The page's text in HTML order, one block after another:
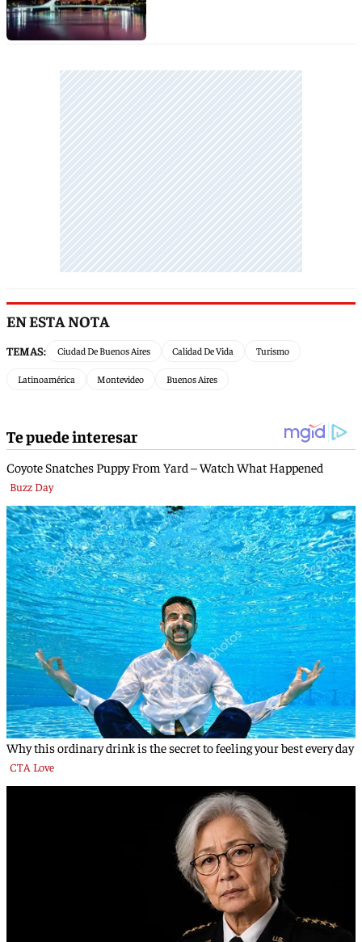
EN ESTA NOTA
TEMAS: Ciudad De Buenos Aires Calidad De Vida Turismo
Latinoamérica Montevideo Buenos Aires